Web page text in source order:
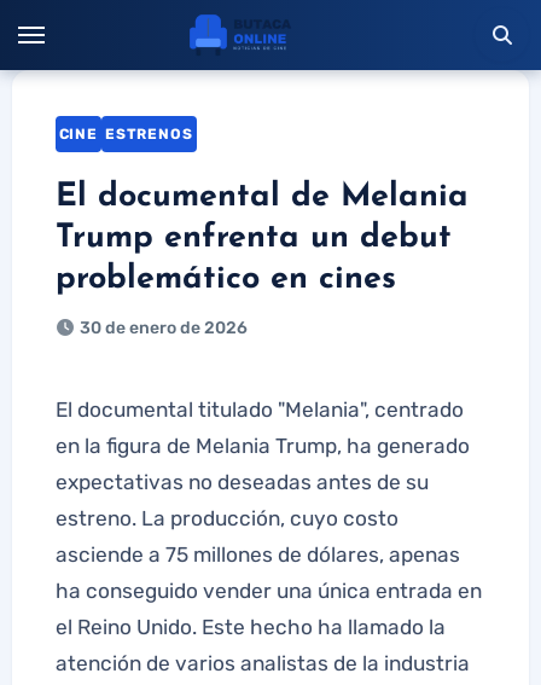
contenido
CINE ESTRENOS
El documental de Melania
Trump enfrenta un debut
problemático en cines
30 de enero de 2026
El documental titulado "Melania", centrado
en la figura de Melania Trump, ha generado
expectativas no deseadas antes de su
estreno. La producción, cuyo costo
asciende a 75 millones de dólares, apenas
ha conseguido vender una única entrada en
el Reino Unido. Este hecho ha llamado la
atención de varios analistas de la industria